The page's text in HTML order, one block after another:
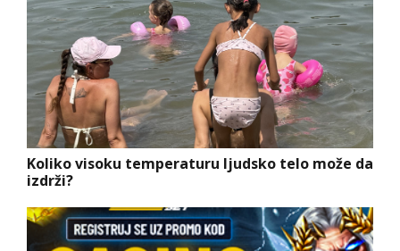
Koliko visoku temperaturu ljudsko telo može da
izdrži?